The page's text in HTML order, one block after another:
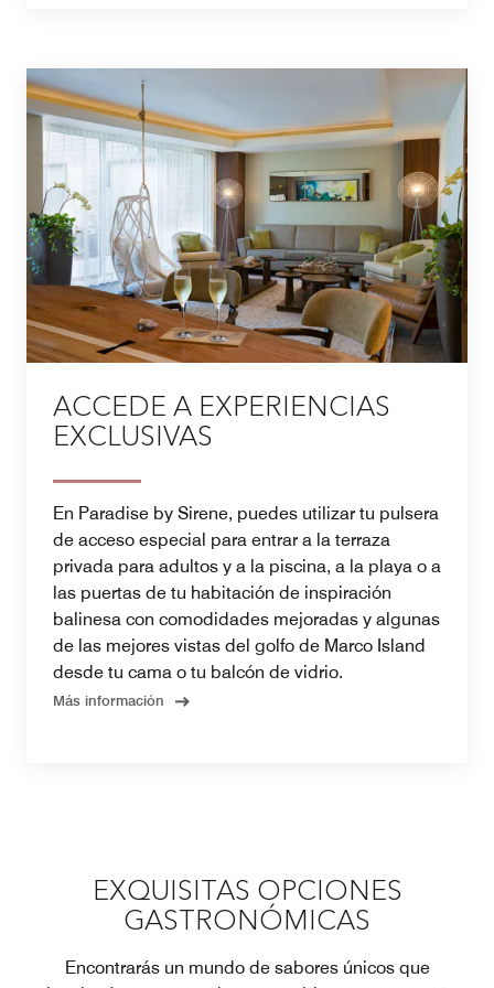
ACCEDE A EXPERIENCIAS
EXCLUSIVAS
En Paradise by Sirene, puedes utilizar tu pulsera
de acceso especial para entrar a la terraza
privada para adultos y a la piscina, a la playa o a
las puertas de tu habitación de inspiración
balinesa con comodidades mejoradas y algunas
de las mejores vistas del golfo de Marco Island
desde tu cama o tu balcón de vidrio.
Más información
EXQUISITAS OPCIONES
GASTRONÓMICAS
Encontrarás un mundo de sabores únicos que